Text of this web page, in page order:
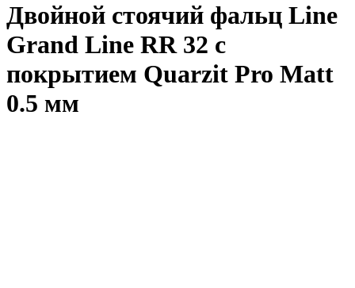
Двойной стоячий фальц Line
Grand Line RR 32 с
покрытием Quarzit Pro Matt
0.5 мм